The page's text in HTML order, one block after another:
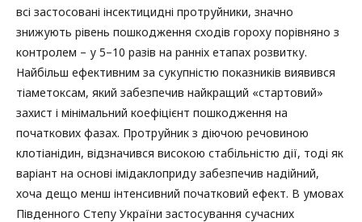
всі застосовані інсектицидні протруйники, значно
знижують рівень пошкодження сходів гороху порівняно з
контролем – у 5–10 разів на ранніх етапах розвитку.
Найбільш ефективним за сукупністю показників виявився
тіаметоксам, який забезпечив найкращий «стартовий»
захист і мінімальний коефіцієнт пошкодження на
початкових фазах. Протруйник з діючою речовиною
клотіанідин, відзначився високою стабільністю дії, тоді як
варіант на основі імідаклоприду забезпечив надійний,
хоча дещо менш інтенсивний початковий ефект. В умовах
Південного Степу України застосування сучасних